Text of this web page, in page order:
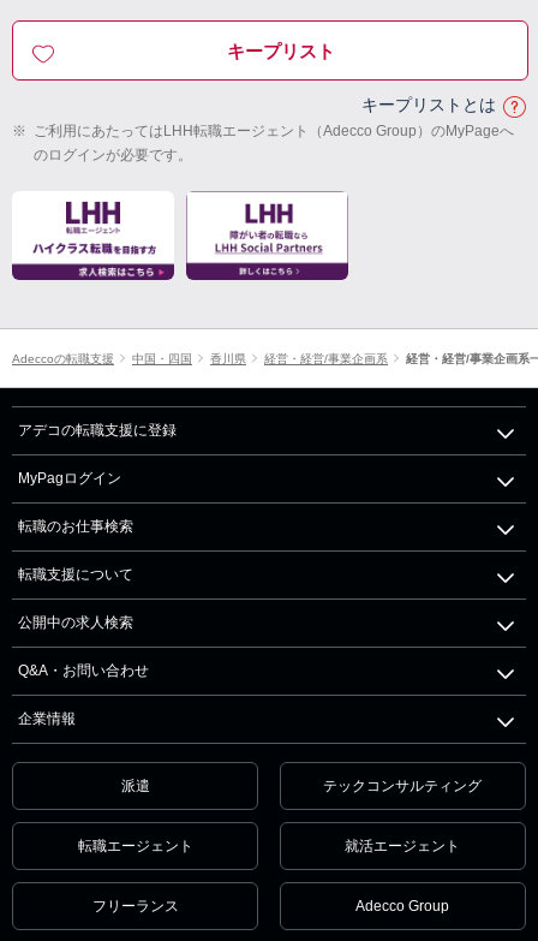
キープリスト
キープリストとは
※ ご利用にあたってはLHH転職エージェント（Adecco Group）のMyPageへ
のログインが必要です。
Adeccoの転職支援 中国・四国 香川県 経営・経営/事業企画系 経営・経営/事業企画系
アデコの転職支援に登録
MyPagログイン
転職のお仕事検索
転職支援について
公開中の求人検索
Q&A・お問い合わせ
企業情報
派遣 テックコンサルティング
転職エージェント 就活エージェント
フリーランス Adecco Group